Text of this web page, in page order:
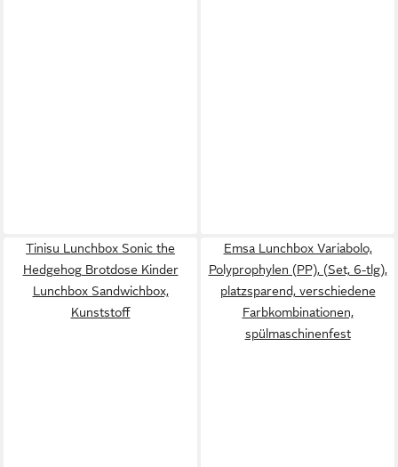
Tinisu Lunchbox Sonic the
Hedgehog Brotdose Kinder
Lunchbox Sandwichbox,
Kunststoff
Emsa Lunchbox Variabolo,
Polyprophylen (PP), (Set, 6-tlg),
platzsparend, verschiedene
Farbkombinationen,
spülmaschinenfest